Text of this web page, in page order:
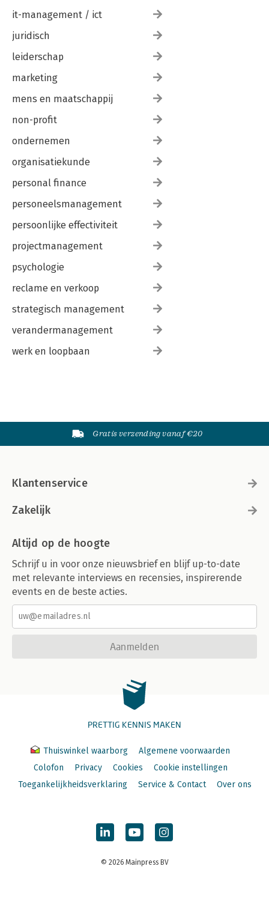
it-management / ict
juridisch
leiderschap
marketing
mens en maatschappij
non-profit
ondernemen
organisatiekunde
personal finance
personeelsmanagement
persoonlijke effectiviteit
projectmanagement
psychologie
reclame en verkoop
strategisch management
verandermanagement
werk en loopbaan
Gratis verzending vanaf €20
Klantenservice
Zakelijk
Altijd op de hoogte
Schrijf u in voor onze nieuwsbrief en blijf up-to-date
met relevante interviews en recensies, inspirerende
events en de beste acties.
Aanmelden
PRETTIG KENNIS MAKEN
Thuiswinkel waarborg
Algemene voorwaarden
Colofon
Privacy Cookies
Cookie instellingen
Toegankelijkheidsverklaring
Service & Contact Over ons
© 2026 Mainpress BV